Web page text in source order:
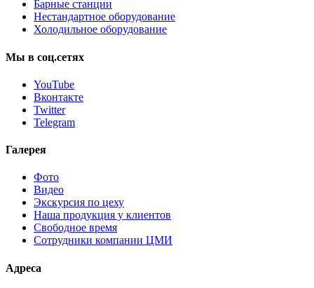
Барные станции
Нестандартное оборудование
Холодильное оборудование
Мы в соц.сетях
YouTube
Вконтакте
Twitter
Telegram
Галерея
Фото
Видео
Экскурсия по цеху
Наша продукция у клиентов
Свободное время
Сотрудники компании ЦМИ
Адреса